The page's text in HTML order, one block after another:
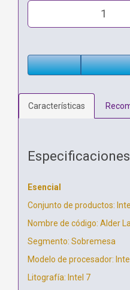
Características
Especificaciones
Esencial
Conjunto de productos:
Nombre de código: Alder
Segmento: Sobremesa
Modelo de procesador:
Litografía: Intel 7